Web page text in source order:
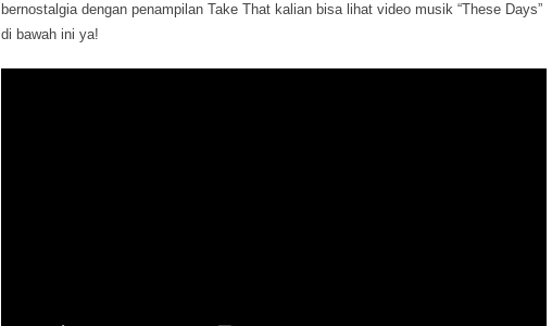
bernostalgia dengan penampilan Take That kalian bisa lihat video musik “These Days”
di bawah ini ya!